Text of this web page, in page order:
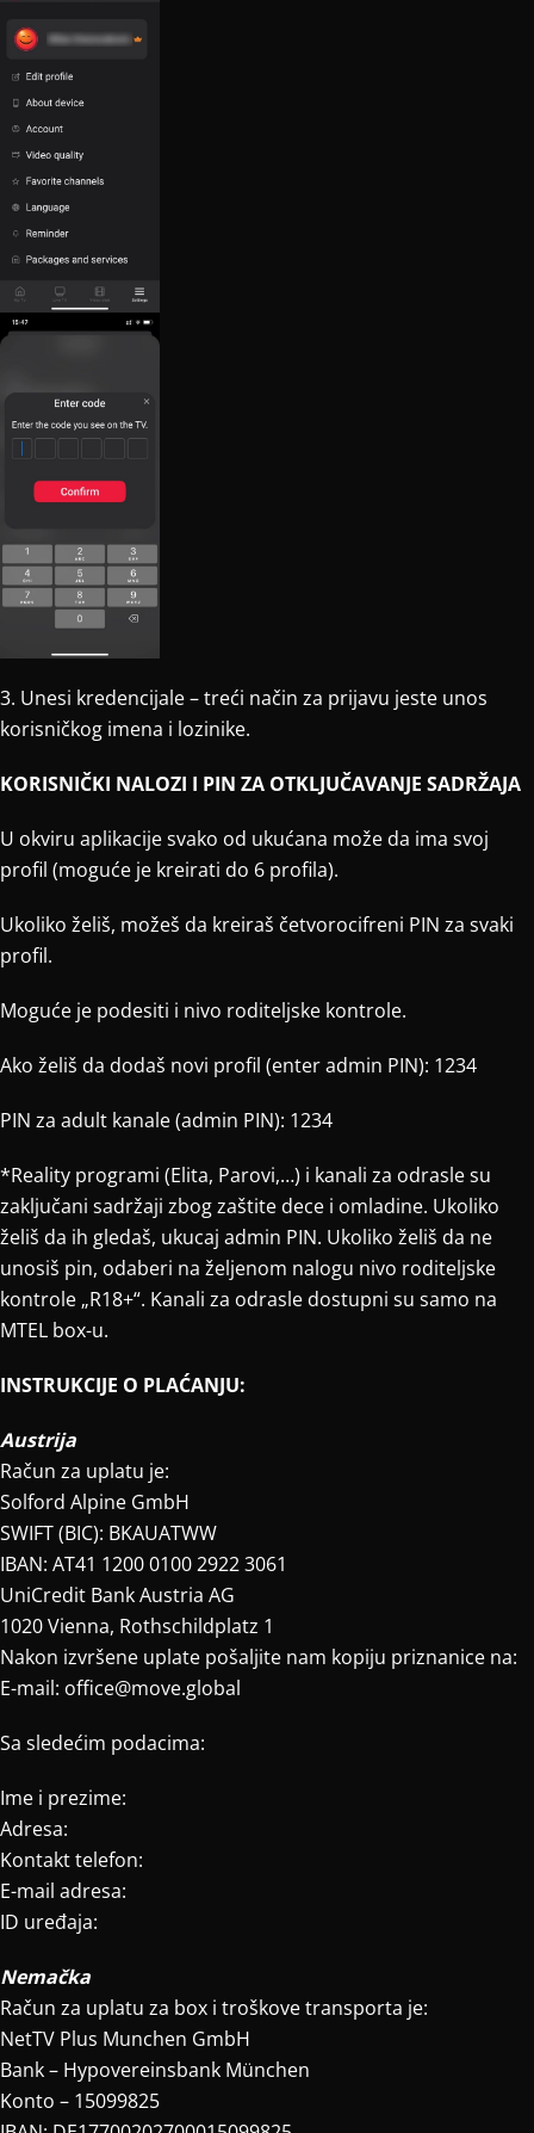
3. Unesi kredencijale – treći način za prijavu jeste unos
korisničkog imena i lozinike.
KORISNIČKI NALOZI I PIN ZA OTKLJUČAVANJE SADRŽAJA
U okviru aplikacije svako od ukućana može da ima svoj
profil (moguće je kreirati do 6 profila).
Ukoliko želiš, možeš da kreiraš četvorocifreni PIN za svaki
profil.
Moguće je podesiti i nivo roditeljske kontrole.
Ako želiš da dodaš novi profil (enter admin PIN): 1234
PIN za adult kanale (admin PIN): 1234
*Reality programi (Elita, Parovi,…) i kanali za odrasle su
zaključani sadržaji zbog zaštite dece i omladine. Ukoliko
želiš da ih gledaš, ukucaj admin PIN. Ukoliko želiš da ne
unosiš pin, odaberi na željenom nalogu nivo roditeljske
kontrole „R18+“. Kanali za odrasle dostupni su samo na
MTEL box-u.
INSTRUKCIJE O PLAĆANJU:
Austrija
Račun za uplatu je:
Solford Alpine GmbH
SWIFT (BIC): BKAUATWW
IBAN: AT41 1200 0100 2922 3061
UniCredit Bank Austria AG
1020 Vienna, Rothschildplatz 1
Nakon izvršene uplate pošaljite nam kopiju priznanice na:
E-mail: office@move.global
Sa sledećim podacima:
Ime i prezime:
Adresa:
Kontakt telefon:
E-mail adresa:
ID uređaja:
Nemačka
Račun za uplatu za box i troškove transporta je:
NetTV Plus Munchen GmbH
Bank – Hypovereinsbank München
Konto – 15099825